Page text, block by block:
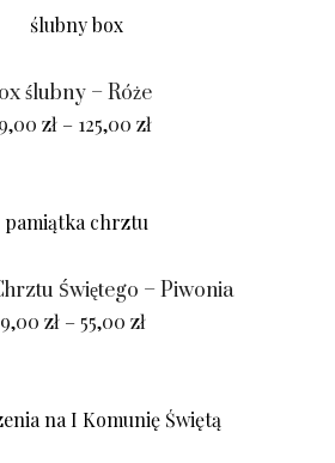
ślubny – Róże
zł – 125,00 zł
Świętego – Piwonia
zł – 55,00 zł